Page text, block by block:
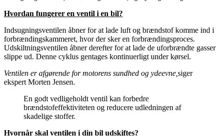
Hvordan fungerer en ventil i en bil?
Indsugningsventilen åbner for at lade luft og brændstof komme ind i
forbrændingskammeret, hvor der sker en forbrændingsproces.
Udskiltningsventilen åbner derefter for at lade de uforbrændte gasser
slippe ud. Denne cyklus gentages kontinuerligt under kørsel.
Ventilen er afgørende for motorens sundhed og ydeevne, siger
ekspert Morten Jensen.
En godt vedligeholdt ventil kan forbedre
brændstofeffektiviteten og reducere udledningen af
skadelige stoffer.
Hvornår skal ventilen i din bil udskiftes?